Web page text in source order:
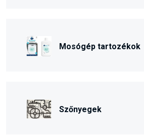
Mosógép tartozékok
Szőnyegek